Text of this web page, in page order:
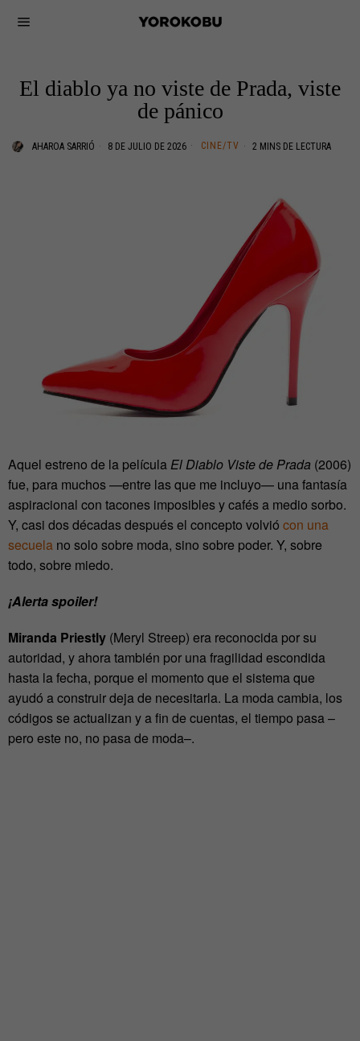
El diablo ya no viste de Prada, viste
de pánico
AHAROA SARRIÓ 8 DE JULIO DE 2026 CINE/TV 2 MINS DE LECTURA
Aquel estreno de la películaEl Diablo Viste de Prada (2006)
fue, para muchos —entre las que me incluyo— una fantasía
aspiracional con tacones imposibles y cafés a medio sorbo.
Y, casi dos décadas después el concepto volvió con una
secuela no solo sobre moda, sino sobre poder. Y, sobre
todo, sobre miedo.
¡Alerta spoiler!
Miranda Priestly (Meryl Streep) era reconocida por su
autoridad, y ahora también por una fragilidad escondida
hasta la fecha, porque el momento que el sistema que
ayudó a construir deja de necesitarla. La moda cambia, los
códigos se actualizan y a fin de cuentas, el tiempo pasa –
pero este no, no pasa de moda–.